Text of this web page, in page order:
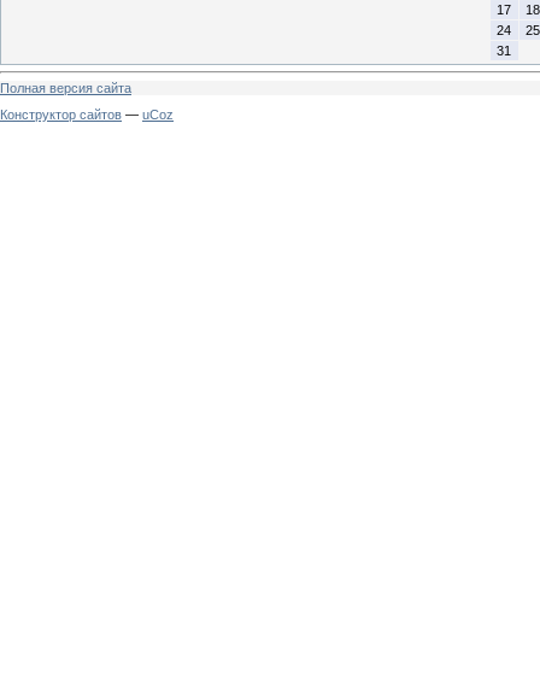
17
18
24
25
31
Полная версия сайта
Конструктор сайтов — uCoz